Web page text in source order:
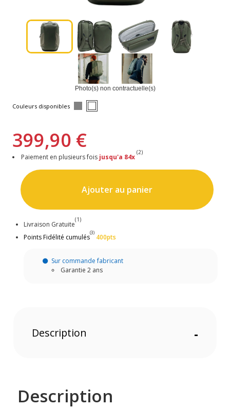
Photo(s) non contractuelle(s)
Couleurs disponibles
399,90 €
Paiement en plusieurs fois jusqu'a 84x
(2)
Ajouter au panier
Livraison Gratuite
(1)
Points Fidélité cumulés
(3)
400pts
Sur commande fabricant
Garantie 2 ans
Description -
Description